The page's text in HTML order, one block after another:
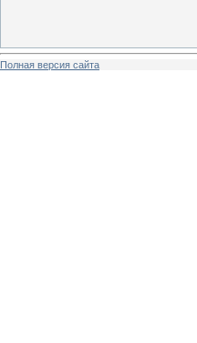
Полная версия сайта